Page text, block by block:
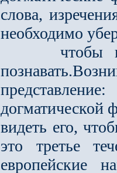
слова,
необходимо
чтобы
догматической
видеть его,
это третье
европейские